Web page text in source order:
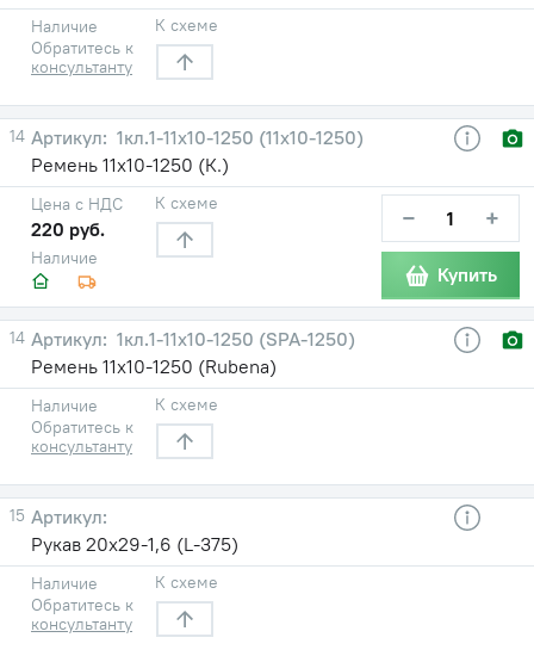
Наличие
Обратитесь к
консультанту
К схеме
14
1кл.1-11х10-1250 (11х10-1250)
Ремень 11х10-1250 (К.)
Наличие
Цена с НДС
220 руб.
К схеме − +
Купить
14
1кл.1-11х10-1250 (SPA-1250)
Ремень 11х10-1250 (Rubena)
Наличие
Обратитесь к
консультанту
К схеме
15
Рукав 20х29-1,6 (L-375)
Наличие
Обратитесь к
консультанту
К схеме